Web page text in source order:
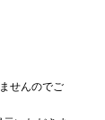
せんのでご